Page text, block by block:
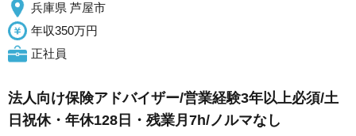
兵庫県 芦屋市
年収350万円
正社員
法人向け保険アドバイザー/営業経験3年以上必須/土
日祝休・年休128日・残業月7h/ノルマなし